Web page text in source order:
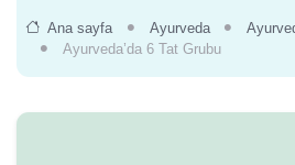
Ana sayfa Ayurveda
Ayurveda’da 6 Tat Grubu